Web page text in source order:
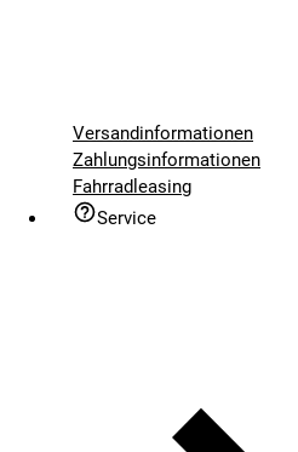
Versandinformationen
Zahlungsinformationen
Fahrradleasing
Service